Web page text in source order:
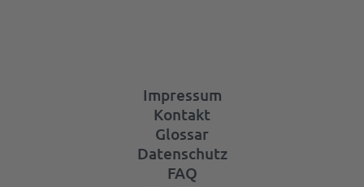
Impressum
Kontakt
Glossar
Datenschutz
FAQ